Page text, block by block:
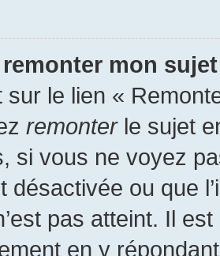
mon
sur le lien «
remonterle sujet
si vous ne voyez
désactivée ou que
pas atteint. Il
en y